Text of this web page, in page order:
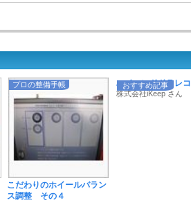
プロの整備手帳
こだわりのホイールバラン
ス調整 その４
おすすめ記事
ハイエンドドラレ
株式会社iKeep さん